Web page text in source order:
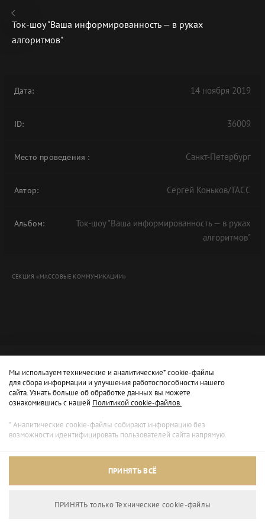
В АРХИВЕ
Архивный режим
Ток-шоу "Ваша информированность — в руках
алгоритмов"
Дата: 14 ноября 2019
ID: 36009
Место проведения : Санкт-Петербург
Автор: Сергей Коньков/ТАСС
Альбом:
Ток-шоу "Ваша информированность — в руках
алгоритмов"
СЕКЦИЯ «МАССОВЫЕ КОММУНИКАЦИИ»
Мы используем технические и аналитические* cookie-файлы
для сбора информации и улучшения работоспособности нашего
сайта. Узнать больше об обработке данных вы можете
ознакомившись с нашей Политикой cookie-файлов.
* Аналитические cookie-файлы собирают информацию без
возможности идентифицировать пользователей сайта напрямую.
ПРИНЯТЬ ВСЁ
ПРИНЯТЬ только Технические сookie-файлы